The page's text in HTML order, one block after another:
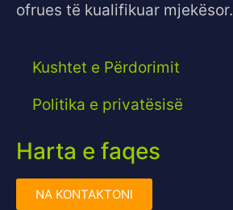
ofrues të kualifikuar mjekësor.
Kushtet e Përdorimit
Politika e privatësisë
Harta e faqes
NA KONTAKTONI